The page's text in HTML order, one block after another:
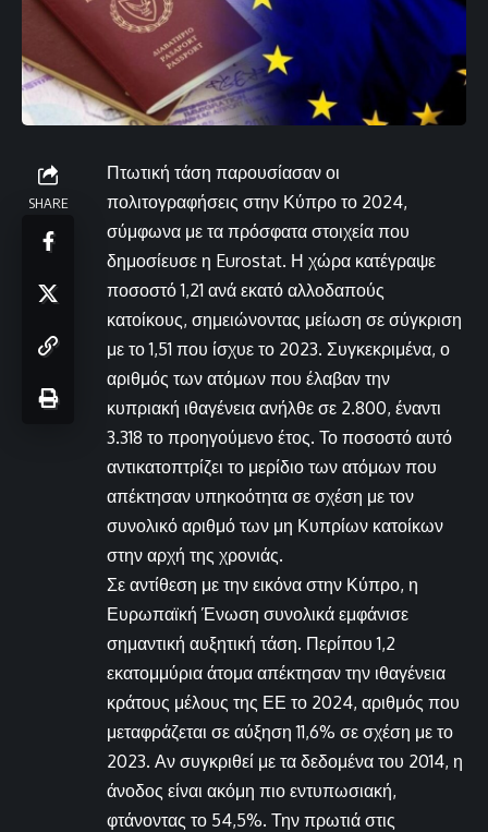
SHARE
Πτωτική τάση παρουσίασαν οι
πολιτογραφήσεις στην Κύπρο το 2024,
σύμφωνα με τα πρόσφατα στοιχεία που
δημοσίευσε η Eurostat. Η χώρα κατέγραψε
ποσοστό 1,21 ανά εκατό αλλοδαπούς
κατοίκους, σημειώνοντας μείωση σε σύγκριση
με το 1,51 που ίσχυε το 2023. Συγκεκριμένα, ο
αριθμός των ατόμων που έλαβαν την
κυπριακή ιθαγένεια ανήλθε σε 2.800, έναντι
3.318 το προηγούμενο έτος. Το ποσοστό αυτό
αντικατοπτρίζει το μερίδιο των ατόμων που
απέκτησαν υπηκοότητα σε σχέση με τον
συνολικό αριθμό των μη Κυπρίων κατοίκων
στην αρχή της χρονιάς.
Σε αντίθεση με την εικόνα στην Κύπρο, η
Ευρωπαϊκή Ένωση συνολικά εμφάνισε
σημαντική αυξητική τάση. Περίπου 1,2
εκατομμύρια άτομα απέκτησαν την ιθαγένεια
κράτους μέλους της ΕΕ το 2024, αριθμός που
μεταφράζεται σε αύξηση 11,6% σε σχέση με το
2023. Αν συγκριθεί με τα δεδομένα του 2014, η
άνοδος είναι ακόμη πιο εντυπωσιακή,
φτάνοντας το 54,5%. Την πρωτιά στις